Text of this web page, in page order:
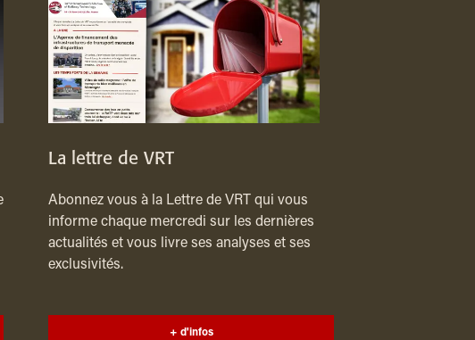
La lettre de VRT
Abonnez vous à la Lettre de VRT qui vous
informe chaque mercredi sur les dernières
actualités et vous livre ses analyses et ses
exclusivités.
+ d'infos